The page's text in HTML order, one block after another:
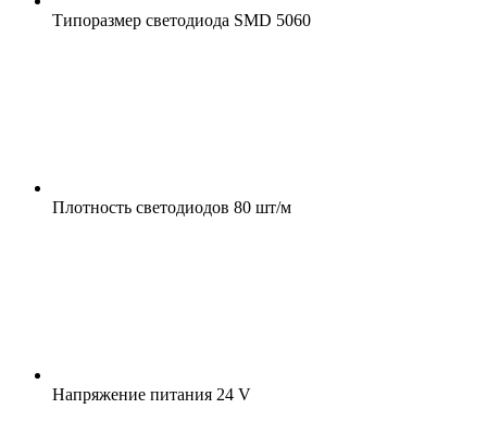
Типоразмер светодиода SMD 5060
Плотность светодиодов 80 шт/м
Напряжение питания 24 V